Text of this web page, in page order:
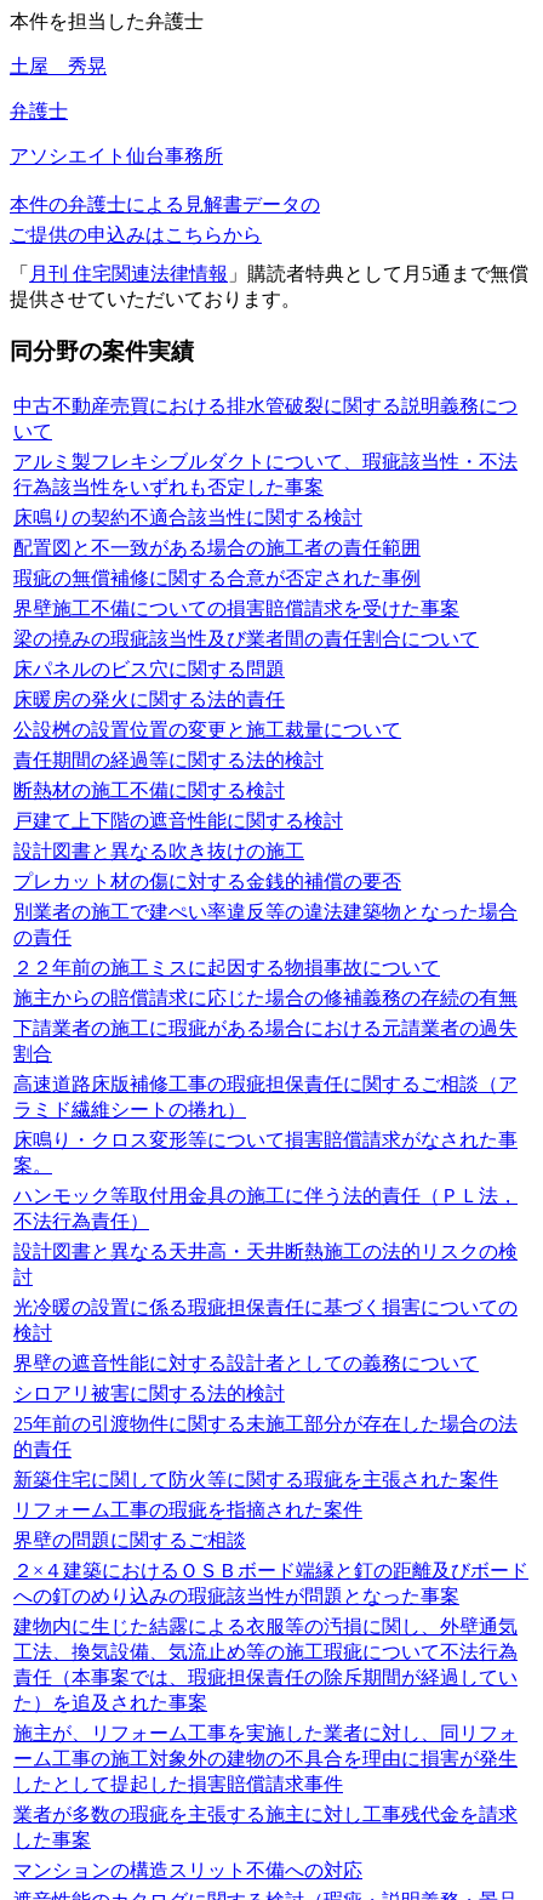
本件を担当した弁護士
土屋 秀晃
弁護士
アソシエイト 仙台事務所
本件の弁護士による見解書データの
ご提供の申込みはこちらから
「 月刊 住宅関連法律情報 」購読者特典として月5通まで無償
提供させていただいております。
同分野の案件実績
中古不動産売買における排水管破裂に関する説明義務につ
いて
アルミ製フレキシブルダクトについて、瑕疵該当性・不法
行為該当性をいずれも否定した事案
床鳴りの契約不適合該当性に関する検討
配置図と不一致がある場合の施工者の責任範囲
瑕疵の無償補修に関する合意が否定された事例
界壁施工不備についての損害賠償請求を受けた事案
梁の撓みの瑕疵該当性及び業者間の責任割合について
床パネルのビス穴に関する問題
床暖房の発火に関する法的責任
公設桝の設置位置の変更と施工裁量について
責任期間の経過等に関する法的検討
断熱材の施工不備に関する検討
戸建て上下階の遮音性能に関する検討
設計図書と異なる吹き抜けの施工
プレカット材の傷に対する金銭的補償の要否
別業者の施工で建ぺい率違反等の違法建築物となった場合
の責任
２２年前の施工ミスに起因する物損事故について
施主からの賠償請求に応じた場合の修補義務の存続の有無
下請業者の施工に瑕疵がある場合における元請業者の過失
割合
高速道路床版補修工事の瑕疵担保責任に関するご相談（ア
ラミド繊維シートの捲れ）
床鳴り・クロス変形等について損害賠償請求がなされた事
案。
ハンモック等取付用金具の施工に伴う法的責任（ＰＬ法，
不法行為責任）
設計図書と異なる天井高・天井断熱施工の法的リスクの検
討
光冷暖の設置に係る瑕疵担保責任に基づく損害についての
検討
界壁の遮音性能に対する設計者としての義務について
シロアリ被害に関する法的検討
25年前の引渡物件に関する未施工部分が存在した場合の法
的責任
新築住宅に関して防火等に関する瑕疵を主張された案件
リフォーム工事の瑕疵を指摘された案件
界壁の問題に関するご相談
２×４建築におけるＯＳＢボード端縁と釘の距離及びボード
への釘のめり込みの瑕疵該当性が問題となった事案
建物内に生じた結露による衣服等の汚損に関し、外壁通気
工法、換気設備、気流止め等の施工瑕疵について不法行為
責任（本事案では、瑕疵担保責任の除斥期間が経過してい
た）を追及された事案
施主が、リフォーム工事を実施した業者に対し、同リフォ
ーム工事の施工対象外の建物の不具合を理由に損害が発生
したとして提起した損害賠償請求事件
業者が多数の瑕疵を主張する施主に対し工事残代金を請求
した事案
マンションの構造スリット不備への対応